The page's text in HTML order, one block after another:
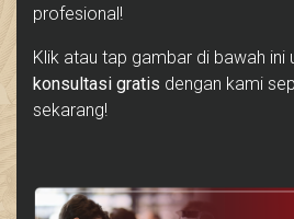
profesional!
Klik atau tap gambar di bawah ini
konsultasi gratis dengan kami
sekarang!